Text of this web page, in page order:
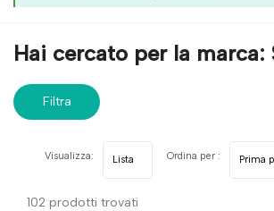
Home Marche parafarmaci Scholl
Hai cercato per la marca:
Filtra
102 prodotti trovati
Visualizza: Ordina per :